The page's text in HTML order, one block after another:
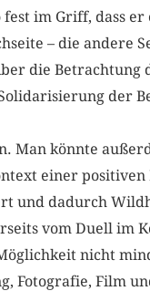
im Griff, dass er
– die andere
die Betrachtung
der
Man könnte
einer positiven
und dadurch
vom Duell im
nicht
Fotografie, Film